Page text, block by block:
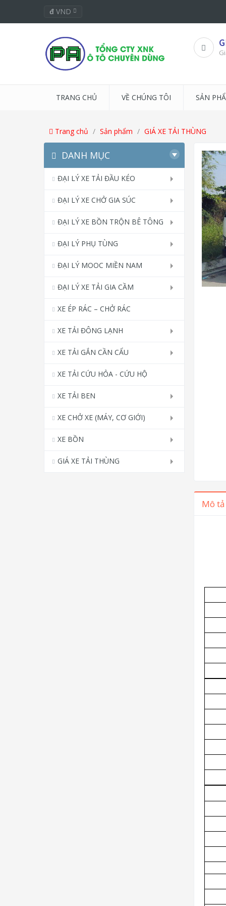
đ VND
TRANG CHỦ VỀ CHÚNG TÔI SẢN
Trang chủ Sản phẩm GIÁ XE TẢI THÙNG
DANH MỤC
ĐẠI LÝ XE TẢI ĐẦU KÉO
ĐẠI LÝ XE CHỞ GIA SÚC
ĐẠI LÝ XE BỒN TRỘN BÊ TÔNG
ĐẠI LÝ PHỤ TÙNG
ĐẠI LÝ MOOC MIỀN NAM
ĐẠI LÝ XE TẢI GIA CẦM
XE ÉP RÁC – CHỞ RÁC
XE TẢI ĐÔNG LẠNH
XE TẢI GẮN CẦN CẨU
XE TẢI CỨU HỎA - CỨU HỘ
XE TẢI BEN
XE CHỞ XE (MÁY, CƠ GIỚI)
XE BỒN
GIÁ XE TẢI THÙNG
Mô tả